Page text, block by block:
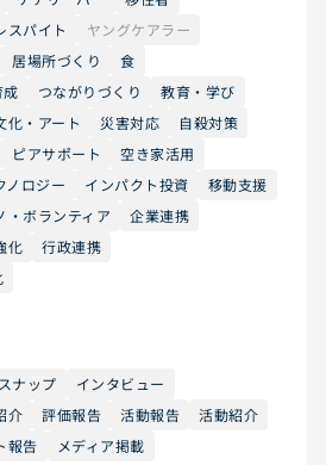
スパイト
ヤングケアラー
居場所づくり
食
つながりづくり
教育・学び
化・アート 災害対応
自殺対策
ピアサポート
空き家活用
ノロジー インパクト投資
移動支援
・ボランティア
企業連携
化
行政連携
スナップ
インタビュー
介 評価報告 活動報告
活動紹介
報告 メディア掲載